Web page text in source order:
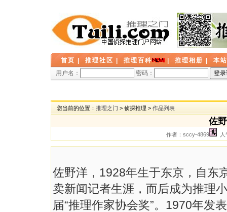
首页 推理社区 推理百科 推理相册
本
用户名：
密码：
您当前的位置： 推理之门 > 侦探推理 > 作品列表
佐
作者：sccy-4869 人
佐野洋，1928年生于东京，自东
卖新闻记者生涯，而后成为推理
届“推理作家协会奖”。1970年发